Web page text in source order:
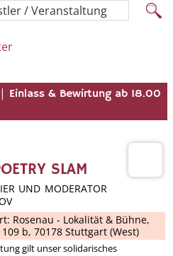
/ Veranstaltung
| Einlass & Bewirtung ab 18.00
SLAM
UND MODERATOR
Rosenau - Lokalität & Bühne,
b, 70178 Stuttgart (West)
gilt unser solidarisches